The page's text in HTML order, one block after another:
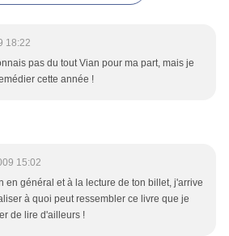
18:22
pas du tout Vian pour ma part, mais je
cette année !
15:02
en général et à la lecture de ton billet, j'arrive
à quoi peut ressembler ce livre que je
de lire d'ailleurs !